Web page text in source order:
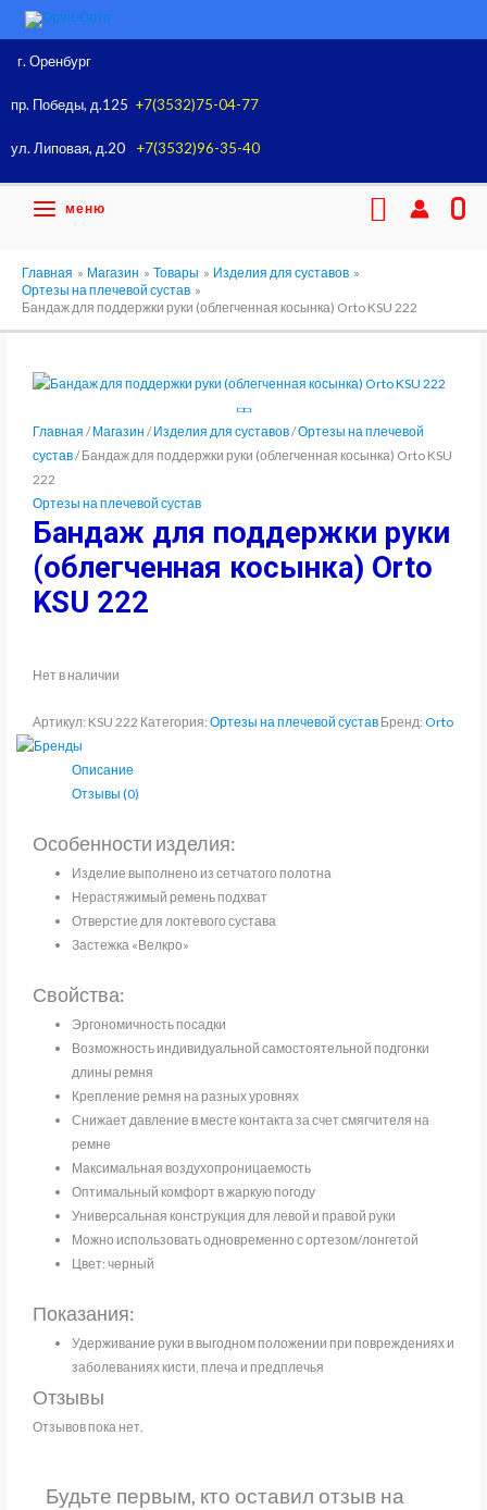
Перейти
содержимому
г. Оренбург
пр. Победы, д.125 +7(3532)75-04-77
ул. Липовая, д.20 +7(3532)96-35-40
меню Поиск
Главная Магазин Товары
Изделия для суставов
Ортезы на плечевой сустав
Бандаж для поддержки руки (облегченная косынка) Orto KSU 222
Главная /Магазин /Изделия для суставов/Ортезы на плечевой
сустав/ Бандаж для поддержки руки (облегченная косынка) Orto KSU
222
Ортезы на плечевой сустав
Бандаж для поддержки руки
(облегченная косынка) Orto
KSU 222
Нет в наличии
Артикул: KSU 222 Категория:Ортезы на плечевой сустав Бренд:Orto
Описание
Отзывы (0)
Особенности изделия:
Изделие выполнено из сетчатого полотна
Нерастяжимый ремень подхват
Отверстие для локтевого сустава
Застежка «Велкро»
Свойства:
Эргономичность посадки
Возможность индивидуальной самостоятельной подгонки
длины ремня
Крепление ремня на разных уровнях
Снижает давление в месте контакта за счет смягчителя на
ремне
Максимальная воздухопроницаемость
Оптимальный комфорт в жаркую погоду
Универсальная конструкция для левой и правой руки
Можно использовать одновременно с ортезом/лонгетой
Цвет: черный
Показания:
Удерживание руки в выгодном положении при повреждениях и
заболеваниях кисти, плеча и предплечья
Отзывы
Отзывов пока нет.
Будьте первым, кто оставил отзыв на